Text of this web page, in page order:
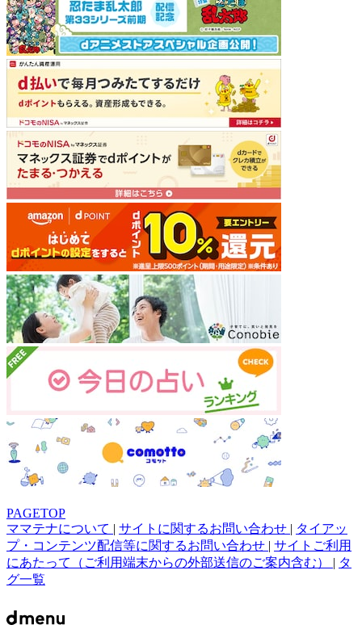
PAGETOP
ママテナについて | サイトに関するお問い合わせ | タイアッ
プ・コンテンツ配信等に関するお問い合わせ | サイトご利用
にあたって（ご利用端末からの外部送信のご案内含む） | タ
グ一覧